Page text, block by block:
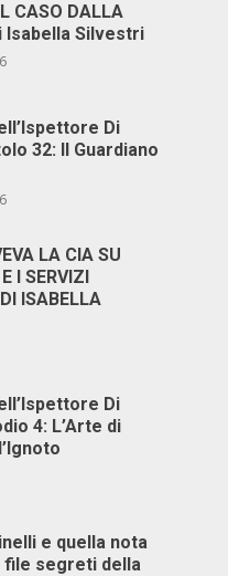
CASO DALLA
Isabella Silvestri
Di
32: Il Guardiano
LA CIA SU
I SERVIZI
ISABELLA
Di
4: L’Arte di
e quella nota
file segreti della